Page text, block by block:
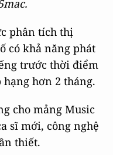
phân tích thị
có khả năng phát
trước thời điểm
hạng hơn 2 tháng.
cho mảng Music
sĩ mới, công nghệ
thiết.